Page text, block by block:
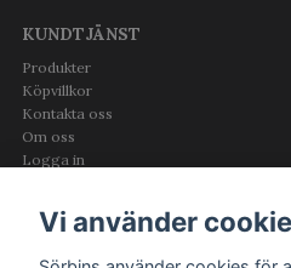
KUNDTJÄNST
Produkter
Köpvillkor
Kontakta oss
Om oss
Logga in
Vi använder